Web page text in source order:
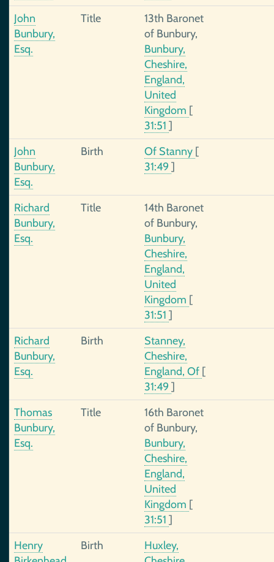
John
Bunbury,
Esq.
Title
13th Baronet
of Bunbury,
Bunbury,
Cheshire,
England,
United
Kingdom [
31:51 ]
John
Bunbury,
Esq.
Birth Of Stanny [
31:49 ]
Richard
Bunbury,
Esq.
Title
14th Baronet
of Bunbury,
Bunbury,
Cheshire,
England,
United
Kingdom [
31:51 ]
Richard
Bunbury,
Esq.
Birth
Stanney,
Cheshire,
England, Of [
31:49 ]
Thomas
Bunbury,
Esq.
Title
16th Baronet
of Bunbury,
Bunbury,
Cheshire,
England,
United
Kingdom [
31:51 ]
Henry
Birth
Huxley,